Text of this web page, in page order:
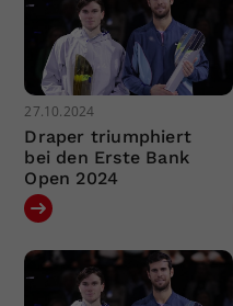
27.10.2024
Draper triumphiert
bei den Erste Bank
Open 2024